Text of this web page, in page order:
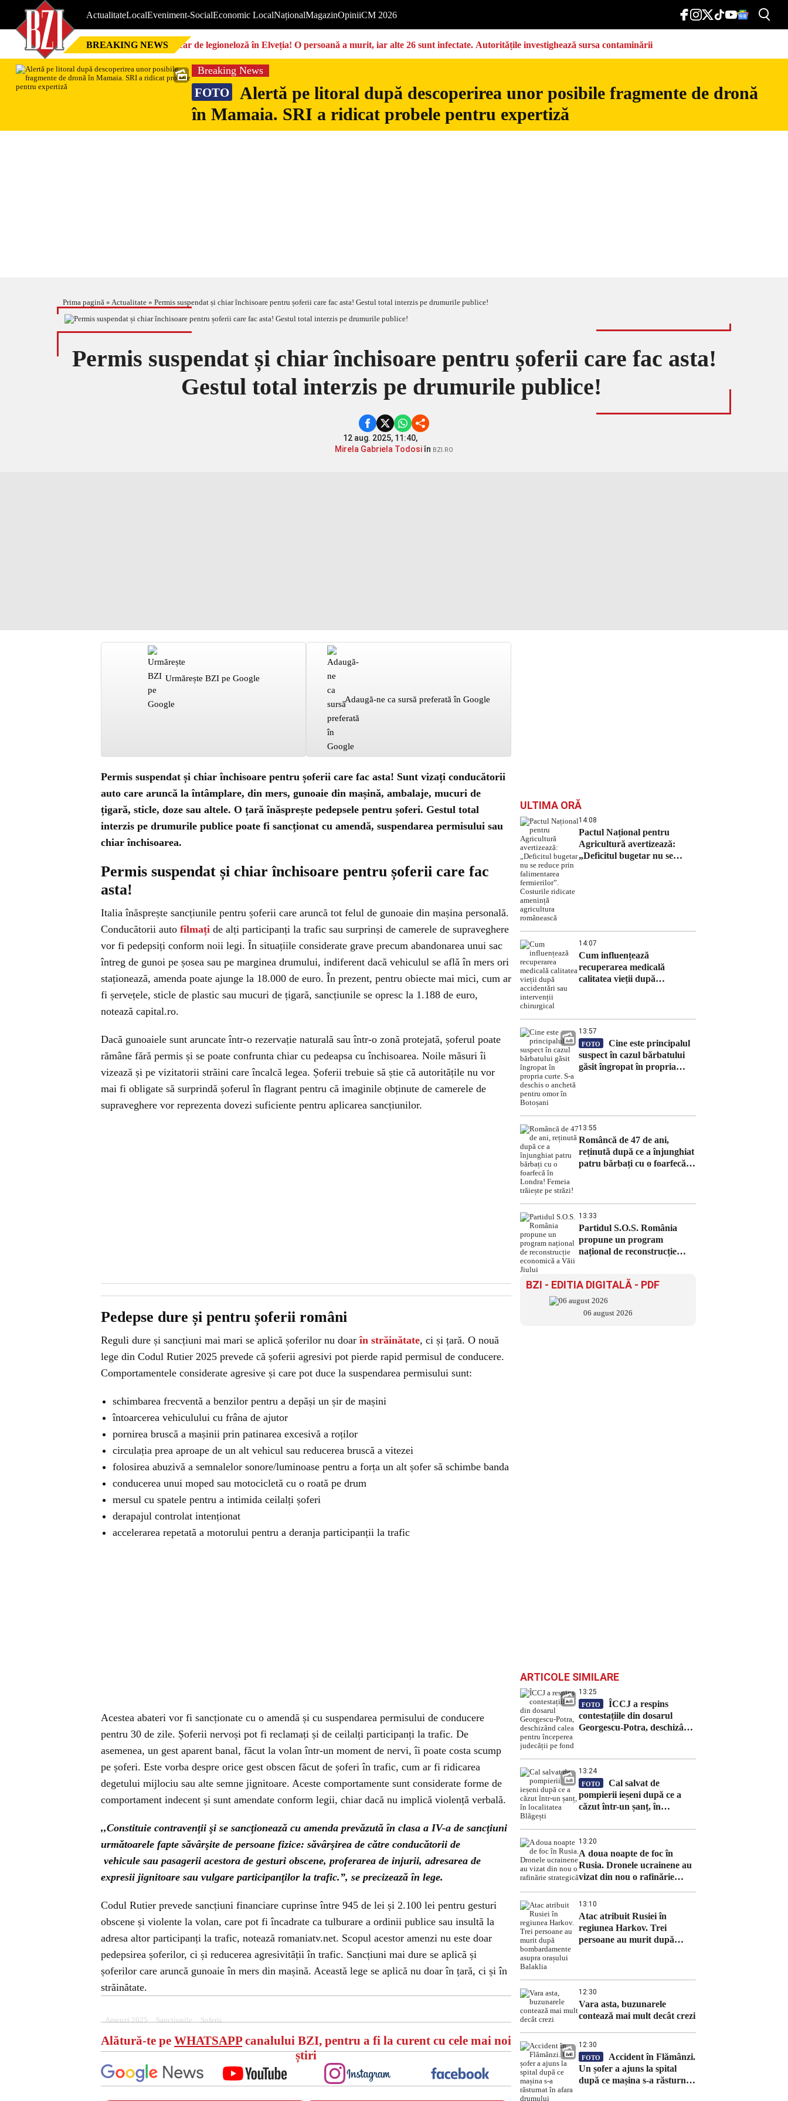
ActualitateLocalEveniment-SocialEconomic LocalNaționalMagazinOpiniiCM 2026
BREAKING NEWS Focar de legioneloză în Elveția! O persoană a murit, iar alte 26 sunt infectate. Autoritățile investighează sursa contaminării
Breaking News
FOTO
Alertă pe litoral după descoperirea unor posibile fragmente de dronă
în Mamaia. SRI a ridicat probele pentru expertiză
Prima pagină » Actualitate » Permis suspendat și chiar închisoare pentru șoferii care fac asta! Gestul total interzis pe drumurile publice!
Permis suspendat și chiar închisoare pentru șoferii care fac asta!
Gestul total interzis pe drumurile publice!
12 aug. 2025, 11:40,
Mirela Gabriela Todosiîn BZI.RO
Urmărește BZI pe Google
Adaugă-ne ca sursă preferată în Google
Permis suspendat și chiar închisoare pentru șoferii care fac asta! Sunt vizați conducătorii
auto care aruncă la întâmplare, din mers, gunoaie din mașină, ambalaje, mucuri de
țigară, sticle, doze sau altele. O țară înăsprește pedepsele pentru șoferi. Gestul total
interzis pe drumurile publice poate fi sancționat cu amendă, suspendarea permisului sau
chiar închisoarea.
Permis suspendat și chiar închisoare pentru șoferii care fac
asta!
Italia înăsprește sancțiunile pentru șoferii care aruncă tot felul de gunoaie din mașina personală.
Conducătorii auto filmați de alți participanți la trafic sau surprinși de camerele de supraveghere
vor fi pedepsiți conform noii legi. În situațiile considerate grave precum abandonarea unui sac
întreg de gunoi pe șosea sau pe marginea drumului, indiferent dacă vehiculul se află în mers ori
staționează, amenda poate ajunge la 18.000 de euro. În prezent, pentru obiecte mai mici, cum ar
fi șervețele, sticle de plastic sau mucuri de țigară, sancțiunile se opresc la 1.188 de euro,
notează capital.ro.
Dacă gunoaiele sunt aruncate într-o rezervație naturală sau într-o zonă protejată, șoferul poate
rămâne fără permis și se poate confrunta chiar cu pedeapsa cu închisoarea. Noile măsuri îi
vizează și pe vizitatorii străini care încalcă legea. Șoferii trebuie să știe că autoritățile nu vor
mai fi obligate să surprindă șoferul în flagrant pentru că imaginile obținute de camerele de
supraveghere vor reprezenta dovezi suficiente pentru aplicarea sancțiunilor.
Pedepse dure și pentru șoferii români
Reguli dure și sancțiuni mai mari se aplică șoferilor nu doarîn străinătate, ci și țară. O nouă
lege din Codul Rutier 2025 prevede că șoferii agresivi pot pierde rapid permisul de conducere.
Comportamentele considerate agresive și care pot duce la suspendarea permisului sunt:
schimbarea frecventă a benzilor pentru a depăși un șir de mașini
întoarcerea vehiculului cu frâna de ajutor
pornirea bruscă a mașinii prin patinarea excesivă a roților
circulația prea aproape de un alt vehicul sau reducerea bruscă a vitezei
folosirea abuzivă a semnalelor sonore/luminoase pentru a forța un alt șofer să schimbe banda
conducerea unui moped sau motocicletă cu o roată pe drum
mersul cu spatele pentru a intimida ceilalți șoferi
derapajul controlat intenționat
accelerarea repetată a motorului pentru a deranja participanții la trafic
Acestea abateri vor fi sancționate cu o amendă și cu suspendarea permisului de conducere
pentru 30 de zile. Șoferii nervoși pot fi reclamați și de ceilalți participanți la trafic. De
asemenea, un gest aparent banal, făcut la volan într-un moment de nervi, îi poate costa scump
pe șoferi. Este vorba despre orice gest obscen făcut de șoferi în trafic, cum ar fi ridicarea
degetului mijlociu sau alte semne jignitoare. Aceste comportamente sunt considerate forme de
comportament indecent și sunt amendate conform legii, chiar dacă nu implică violență verbală.
,,Constituie contravenţii şi se sancţionează cu amenda prevăzută în clasa a IV-a de sancţiuni
următoarele fapte săvârşite de persoane fizice: săvârşirea de către conducătorii de
vehicule sau pasagerii acestora de gesturi obscene, proferarea de injurii, adresarea de
expresii jignitoare sau vulgare participanţilor la trafic.”, se precizează în lege.
Codul Rutier prevede sancțiuni financiare cuprinse între 945 de lei și 2.100 lei pentru gesturi
obscene și violente la volan, care pot fi încadrate ca tulburare a ordinii publice sau insultă la
adresa altor participanți la trafic, notează romaniatv.net. Scopul acestor amenzi nu este doar
pedepsirea șoferilor, ci și reducerea agresivității în trafic. Sancțiuni mai dure se aplică și
șoferilor care aruncă gunoaie în mers din mașină. Această lege se aplică nu doar în țară, ci și în
străinătate.
Amenzi 2025 Sanctiunile Soferii
Alătură-te pe WHATSAPPcanalului BZI, pentru a fi la curent cu cele mai noi
știri
ULTIMA ORĂ
14:08
Pactul Național pentru
Agricultură avertizează:
„Deficitul bugetar nu se
14:07
Cum influențează
recuperarea medicală
calitatea vieții după
13:57
FOTO
Cine este principalul
suspect în cazul bărbatului
găsit îngropat în propria
13:55
Româncă de 47 de ani,
reținută după ce a înjunghiat
patru bărbați cu o foarfecă în
13:33
Partidul S.O.S. România
propune un program
național de reconstrucție
BZI - EDITIA DIGITALĂ - PDF
06 august 2026
ARTICOLE SIMILARE
13:25
FOTO
ÎCCJ a respins
contestațiile din dosarul
Georgescu-Potra, deschizând
13:24
FOTO
Cal salvat de
pompierii ieșeni după ce a
căzut într-un șanț, în
13:20
A doua noapte de foc în
Rusia. Dronele ucrainene au
vizat din nou o rafinărie
13:10
Atac atribuit Rusiei în
regiunea Harkov. Trei
persoane au murit după
12:30
Vara asta, buzunarele
contează mai mult decât crezi
12:30
FOTO
Accident în Flămânzi.
Un șofer a ajuns la spital
după ce mașina s-a răsturnat